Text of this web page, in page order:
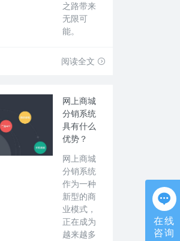
之路带来
无限可
能。
阅读全文
网上商城
分销系统
具有什么
优势？
网上商城
分销系统
作为一种
新型的商
业模式，
正在成为
越来越多
在线
咨询